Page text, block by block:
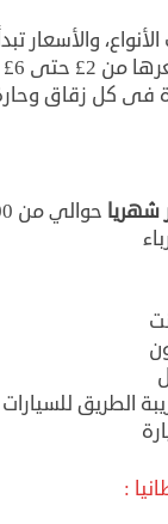
تبدأ من 50 بنس للكيس
فى كل زقاق
شهريا حوالي من 300 الى 400£، والاجمالي يشمل التالي :
: